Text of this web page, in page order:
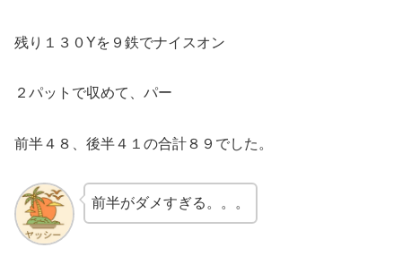
残り１３０Yを９鉄でナイスオン
２パットで収めて、パー
前半４８、後半４１の合計８９でした。
前半がダメすぎる。。。